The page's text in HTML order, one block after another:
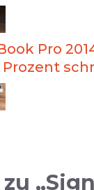
Pro
zu